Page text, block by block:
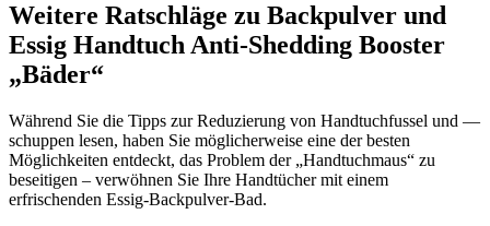
Weitere Ratschläge zu Backpulver und
Essig Handtuch Anti-Shedding Booster
„Bäder“
Während Sie die Tipps zur Reduzierung von Handtuchfussel und —
schuppen lesen, haben Sie möglicherweise eine der besten
Möglichkeiten entdeckt, das Problem der „Handtuchmaus“ zu
beseitigen – verwöhnen Sie Ihre Handtücher mit einem
erfrischenden Essig-Backpulver-Bad.